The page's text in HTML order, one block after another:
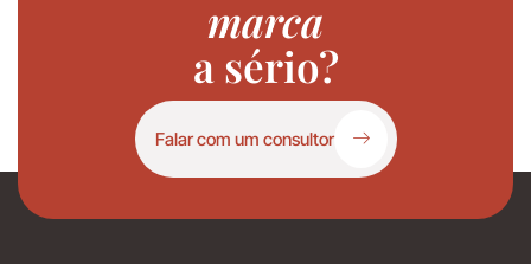
marca
a sério?
Falar com um consultor